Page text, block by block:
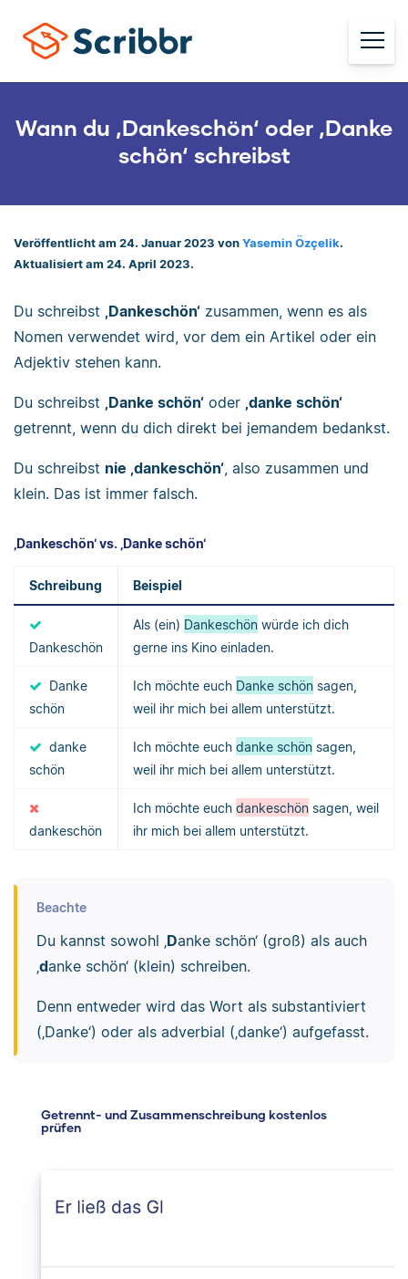
Wann du ‚Dankeschön‘ oder ‚Danke
schön‘ schreibst
Veröffentlicht am 24. Januar 2023 von Yasemin Özçelik.
Aktualisiert am 24. April 2023.
Du schreibst ‚Dankeschön‘ zusammen, wenn es als
Nomen verwendet wird, vor dem ein Artikel oder ein
Adjektiv stehen kann.
Du schreibst ‚Danke schön‘ oder ‚danke schön‘
getrennt, wenn du dich direkt bei jemandem bedankst.
Du schreibst nie ‚dankeschön‘ , also zusammen und
klein. Das ist immer falsch.
‚Dankeschön‘ vs. ‚Danke schön‘
Schreibung Beispiel
Dankeschön
Als (ein) Dankeschön würde ich dich
gerne ins Kino einladen.
Danke
schön
Ich möchte euch Danke schön sagen,
weil ihr mich bei allem unterstützt.
danke
schön
Ich möchte euch danke schön sagen,
weil ihr mich bei allem unterstützt.
dankeschön
Ich möchte euch dankeschön sagen, weil
ihr mich bei allem unterstützt.
Beachte
Du kannst sowohl ‚ Danke schön‘ (groß) als auch
danke schön‘ (klein) schreiben.
Denn entweder wird das Wort als substantiviert
(‚Danke‘) oder als adverbial (‚danke‘) aufgefasst.
Getrennt- und Zusammenschreibung kostenlos
prüfen